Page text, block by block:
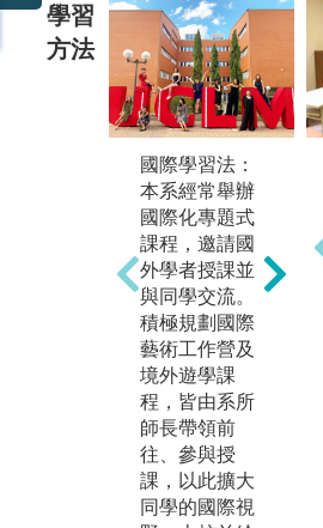
學習
方法
國際學習法：
本系經常舉辦
國際化專題式
課程，邀請國
外學者授課並
與同學交流。
積極規劃國際
藝術工作營及
境外遊學課
程，皆由系所
師長帶領前
往、參與授
課，以此擴大
同學的國際視